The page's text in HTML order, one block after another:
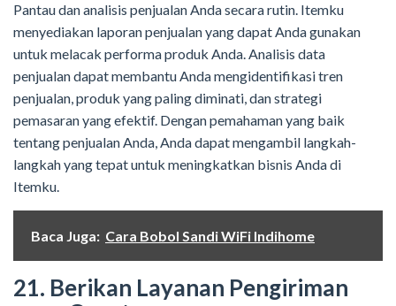
Pantau dan analisis penjualan Anda secara rutin. Itemku
menyediakan laporan penjualan yang dapat Anda gunakan
untuk melacak performa produk Anda. Analisis data
penjualan dapat membantu Anda mengidentifikasi tren
penjualan, produk yang paling diminati, dan strategi
pemasaran yang efektif. Dengan pemahaman yang baik
tentang penjualan Anda, Anda dapat mengambil langkah-
langkah yang tepat untuk meningkatkan bisnis Anda di
Itemku.
Baca Juga: Cara Bobol Sandi WiFi Indihome
21. Berikan Layanan Pengiriman